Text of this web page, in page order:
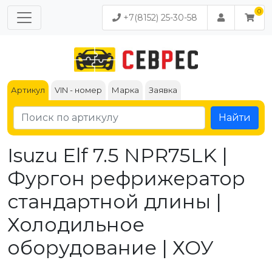
+7(8152) 25-30-58
Артикул VIN - номер Марка Заявка
Найти
Isuzu Elf 7.5 NPR75LK |
Фургон рефрижератор
стандартной длины |
Холодильное
оборудование | ХОУ